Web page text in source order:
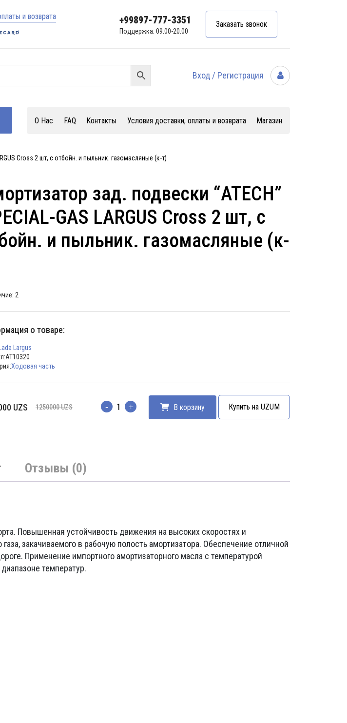
и возврата +99897-777-3351
Поддержка: 09:00-20:00
Заказать звонок
Вход / Регистрация
О Нас FAQ Контакты Условия доставки, оплаты и возврата Магазин
Cross 2 шт, с отбойн. и пыльник. газомасляные (к-т)
зад. подвески “ATECH”
GAS LARGUS Cross 2 шт, с
и пыльник. газомасляные (к-
2
о товаре:
Lada Largus
AT10320
Ходовая часть
1250000UZS
UZS Количество В корзину Купить на UZUM
Отзывы (0)
Повышенная устойчивость движения на высоких скоростях и
закачиваемого в рабочую полость амортизатора. Обеспечение отличной
Применение импортного амортизаторного масла с температурой
температур.